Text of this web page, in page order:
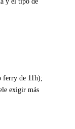
ferry de 11h);
exigir más